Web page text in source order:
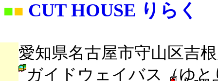
■■ CUT HOUSE りらく
愛知県名古屋市守山区吉
ガイドウェイバス（ゆ